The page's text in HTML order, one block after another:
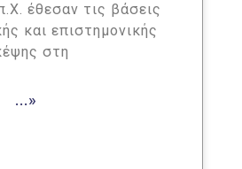
έθεσαν τις βάσεις
και επιστημονικής
στη
...»